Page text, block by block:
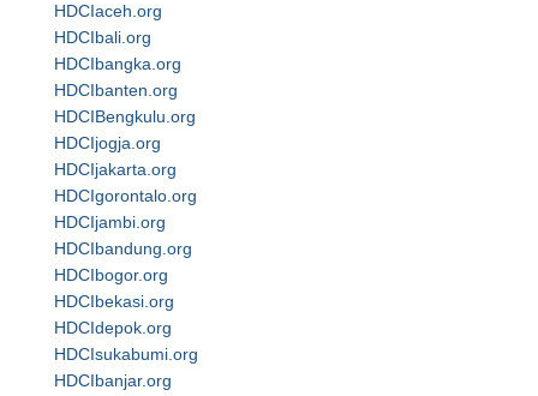
HDCIaceh.org
HDCIbali.org
HDCIbangka.org
HDCIbanten.org
HDCIBengkulu.org
HDCIjogja.org
HDCIjakarta.org
HDCIgorontalo.org
HDCIjambi.org
HDCIbandung.org
HDCIbogor.org
HDCIbekasi.org
HDCIdepok.org
HDCIsukabumi.org
HDCIbanjar.org